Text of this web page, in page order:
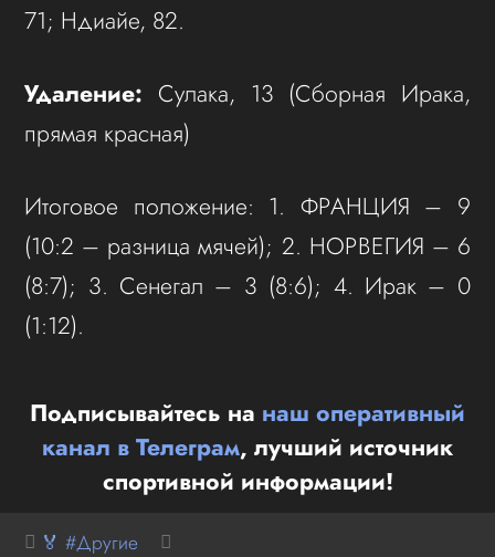
71; Ндиайе, 82.
Удаление: Сулака, 13 (Сборная Ирака,
прямая красная)
Итоговое положение: 1. ФРАНЦИЯ – 9
(10:2 – разница мячей); 2. НОРВЕГИЯ – 6
(8:7); 3. Сенегал – 3 (8:6); 4. Ирак – 0
(1:12).
Подписывайтесь на наш оперативный
канал в Телеграм, лучший источник
спортивной информации!
🏅 #Другие